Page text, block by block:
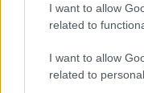
I want to allow
related to
I want to allow
related to